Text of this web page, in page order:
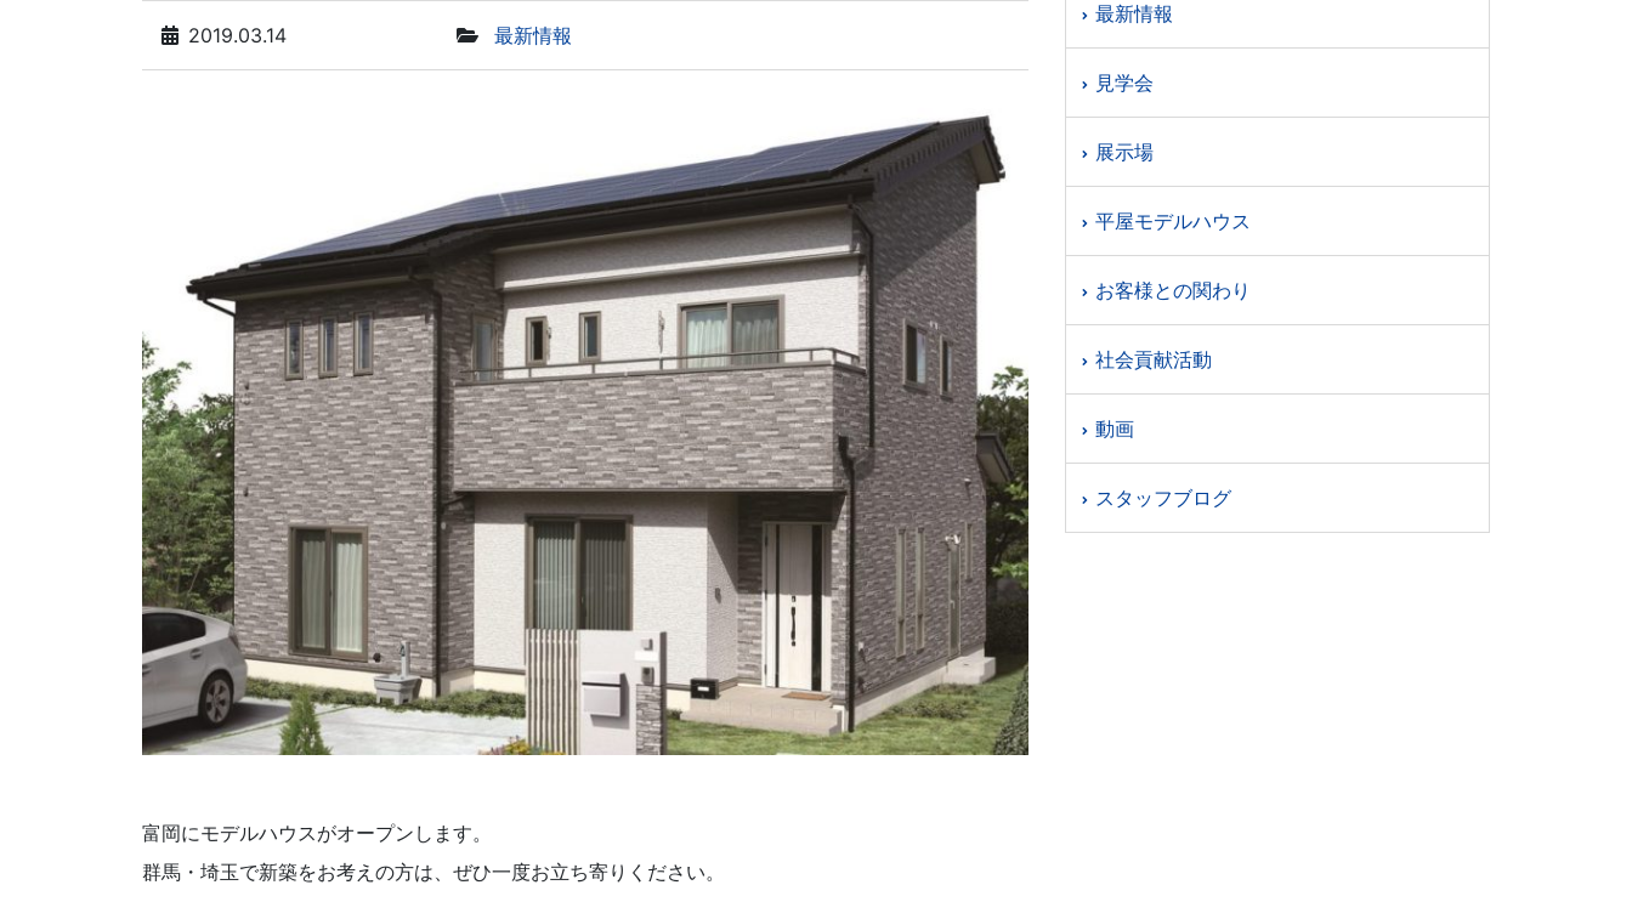
2019.03.14 最新情報
富岡にモデルハウスがオープンします。
群馬・埼玉で新築をお考えの方は、ぜひ一度お立ち寄りください。
最新情報
見学会
展示場
平屋モデルハウス
お客様との関わり
社会貢献活動
動画
スタッフブログ